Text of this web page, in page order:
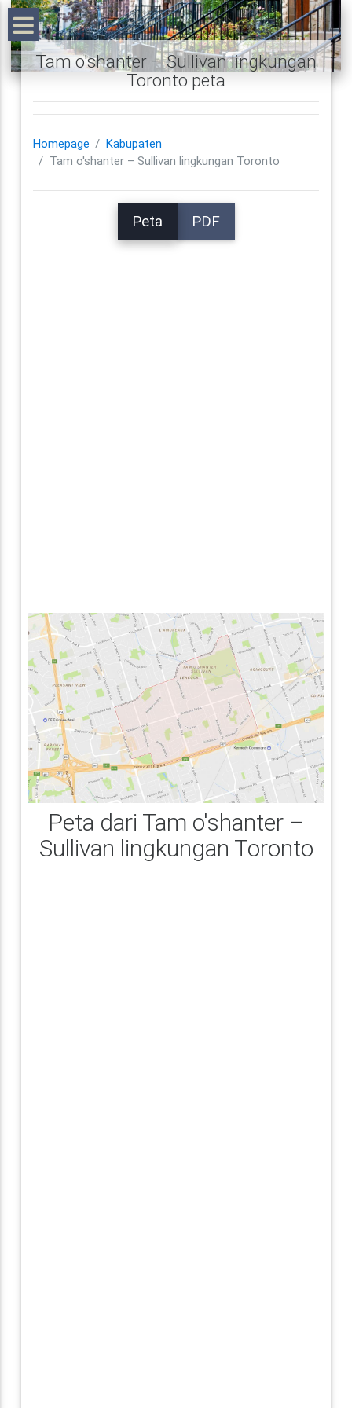
Tam o'shanter – Sullivan lingkungan
Toronto peta
Homepage
Kabupaten
Tam o'shanter – Sullivan lingkungan Toronto
Peta PDF
Peta dari Tam o'shanter –
Sullivan lingkungan Toronto